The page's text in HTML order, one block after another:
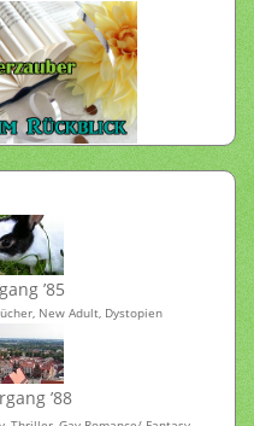
’85
New Adult, Dystopien
’88